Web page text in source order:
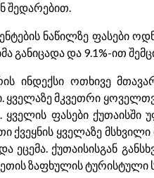
შედარებით.
ნაწილზე ფასები
განიცადა და 9.1%-ით
ინდექსი ოთხივე
ყველაზე მკვეთრი
ყველის ფასები
ქვეყნის ყველაზე
ეცემა. ქუთაისისგან
ზაფხულის ტურისტული